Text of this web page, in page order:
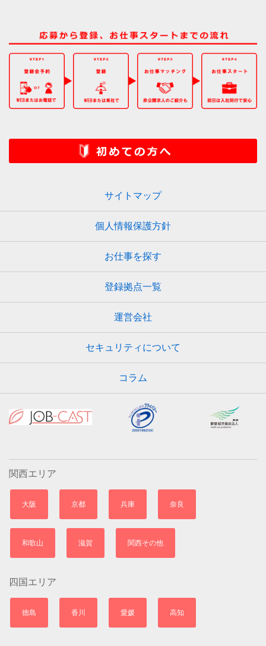
サイトマップ
個人情報保護方針
お仕事を探す
登録拠点一覧
運営会社
セキュリティについて
コラム
関西エリア
大阪 京都 兵庫 奈良
和歌山 滋賀 関西その他
四国エリア
徳島 香川 愛媛 高知